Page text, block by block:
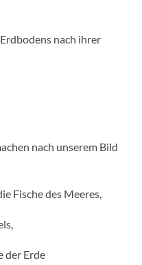
nach ihrer
nach unserem Bild
Fische des Meeres,
der Erde